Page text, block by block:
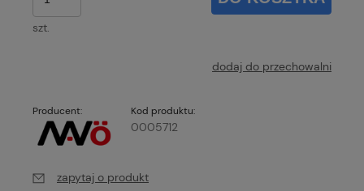
szt.
dodaj do przechowalni
Producent: Kod produktu:
0005712
zapytaj o produkt